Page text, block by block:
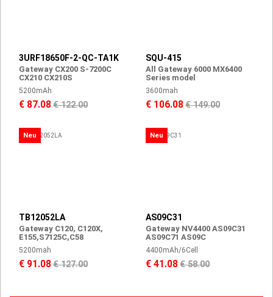
3URF18650F-2-QC-TA1K
Gateway CX200 S-7200C
CX210 CX210S
5200mAh
€ 87.08€ 122.00
SQU-415
All Gateway 6000 MX6400
Series model
3600mah
€ 106.08€ 149.00
Neu
TB12052LA
Gateway C120, C120X,
E155,S7125C,C58
5200mah
€ 91.08€ 127.00
Neu
AS09C31
Gateway NV4400 AS09C31
AS09C71 AS09C
4400mAh/6Cell
€ 41.08€ 58.00